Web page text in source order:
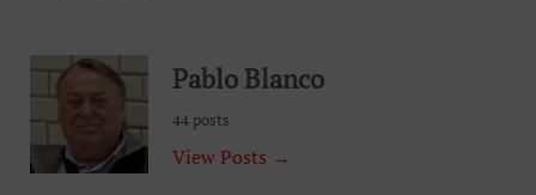
Pablo Blanco
44 posts
View Posts →